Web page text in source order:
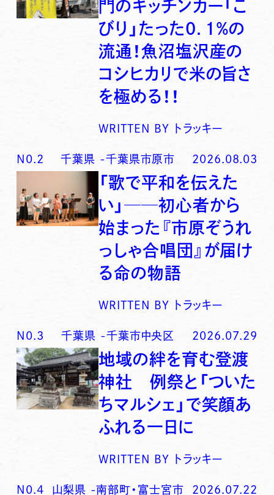
門のキッチンカー「こ
びり」たった0．1％の
流通！魚沼塩沢産の
コシヒカリで米の旨さ
を極める！！
WRITTEN BY トラッキー
N0. 2 千葉県 -千葉県市原市 2026.08.03
「歌で平和を伝えた
い」──初心者から
始まった『市原ぞうれ
っしゃ合唱団』が届け
る命の物語
WRITTEN BY トラッキー
N0. 3 千葉県 -千葉市中央区 2026.07.29
地域の絆を育む登渡
神社 例祭と「ついた
ちマルシェ」で笑顔あ
ふれる一日に
WRITTEN BY トラッキー
N0. 4 山梨県 -南部町・富士宮市 2026.07.22